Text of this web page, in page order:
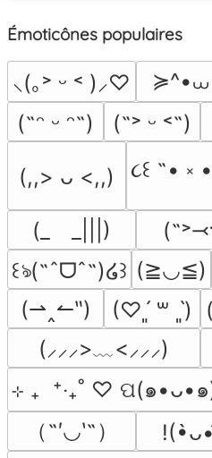
Émoticônes populaires
⸜(｡˃ ᵕ ˂ )⸝♡
(˶ᵔ ᵕ ᵔ˶)
(˶˃ ᵕ ˂˶)
(,,> ᴗ <,,) ૮꒰ ˶• ༝
(_　_|||)
꒰ঌ(˶ˆᗜˆ˵)໒꒱ (≧◡≦)
(⇀‸↼‶)
(♡ˊ͈ ꒳ ˋ͈)
(⸝⸝⸝>﹏<⸝⸝⸝)
⊹ ₊  ⁺‧₊˚ ♡ ପ(๑•ᴗ•
（˶′◡‵˶）